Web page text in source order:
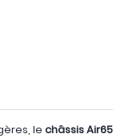
le châssis Air65